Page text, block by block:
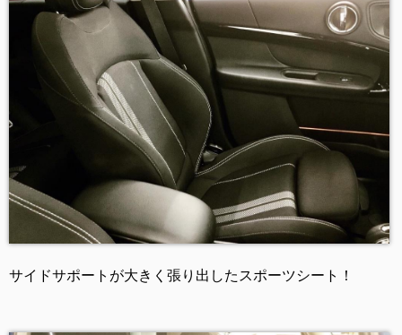
サイドサポートが大きく張り出したスポーツシート！